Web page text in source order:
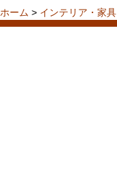
ホーム > インテリア・家具